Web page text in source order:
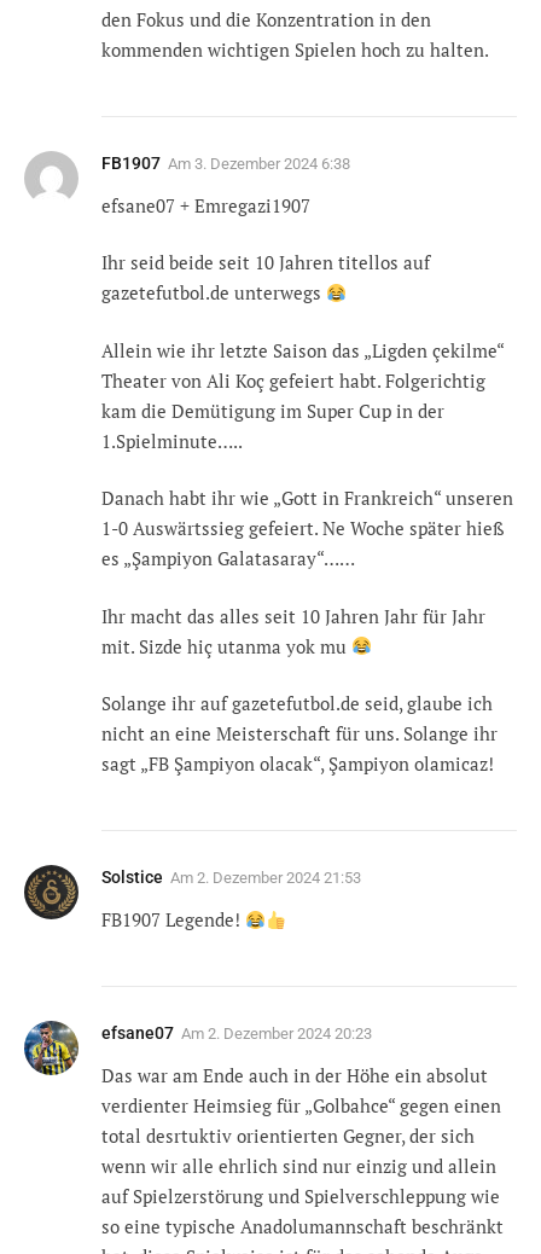
den Fokus und die Konzentration in den
kommenden wichtigen Spielen hoch zu halten.
FB1907 Am 3. Dezember 2024 6:38
efsane07 + Emregazi1907
Ihr seid beide seit 10 Jahren titellos auf
gazetefutbol.de unterwegs
Allein wie ihr letzte Saison das „Ligden çekilme“
Theater von Ali Koç gefeiert habt. Folgerichtig
kam die Demütigung im Super Cup in der
1.Spielminute…..
Danach habt ihr wie „Gott in Frankreich“ unseren
1-0 Auswärtssieg gefeiert. Ne Woche später hieß
es „Şampiyon Galatasaray“……
Ihr macht das alles seit 10 Jahren Jahr für Jahr
mit. Sizde hiç utanma yok mu
Solange ihr auf gazetefutbol.de seid, glaube ich
nicht an eine Meisterschaft für uns. Solange ihr
sagt „FB Şampiyon olacak“, Şampiyon olamicaz!
Solstice Am 2. Dezember 2024 21:53
FB1907 Legende!
efsane07 Am 2. Dezember 2024 20:23
Das war am Ende auch in der Höhe ein absolut
verdienter Heimsieg für „Golbahce“ gegen einen
total desrtuktiv orientierten Gegner, der sich
wenn wir alle ehrlich sind nur einzig und allein
auf Spielzerstörung und Spielverschleppung wie
so eine typische Anadolumannschaft beschränkt